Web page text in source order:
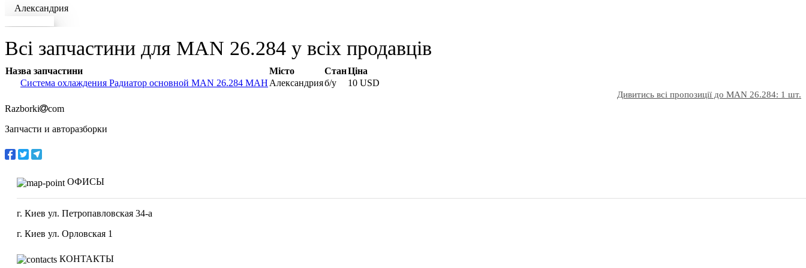
Александрия
Всі запчастини для MAN 26.284 у всіх продавців
Назва запчастини Місто СтанЦіна
Система охлаждения Радиатор основной MAN 26.284 МАН Александрияб/у 10 USD
Дивитись всі пропозиції до MAN 26.284: 1 шт.
Razborki
com
Запчасти и авторазборки
ОФИСЫ
г. Киев ул. Петропавловская 34-а
г. Киев ул. Орловская 1
КОНТАКТЫ